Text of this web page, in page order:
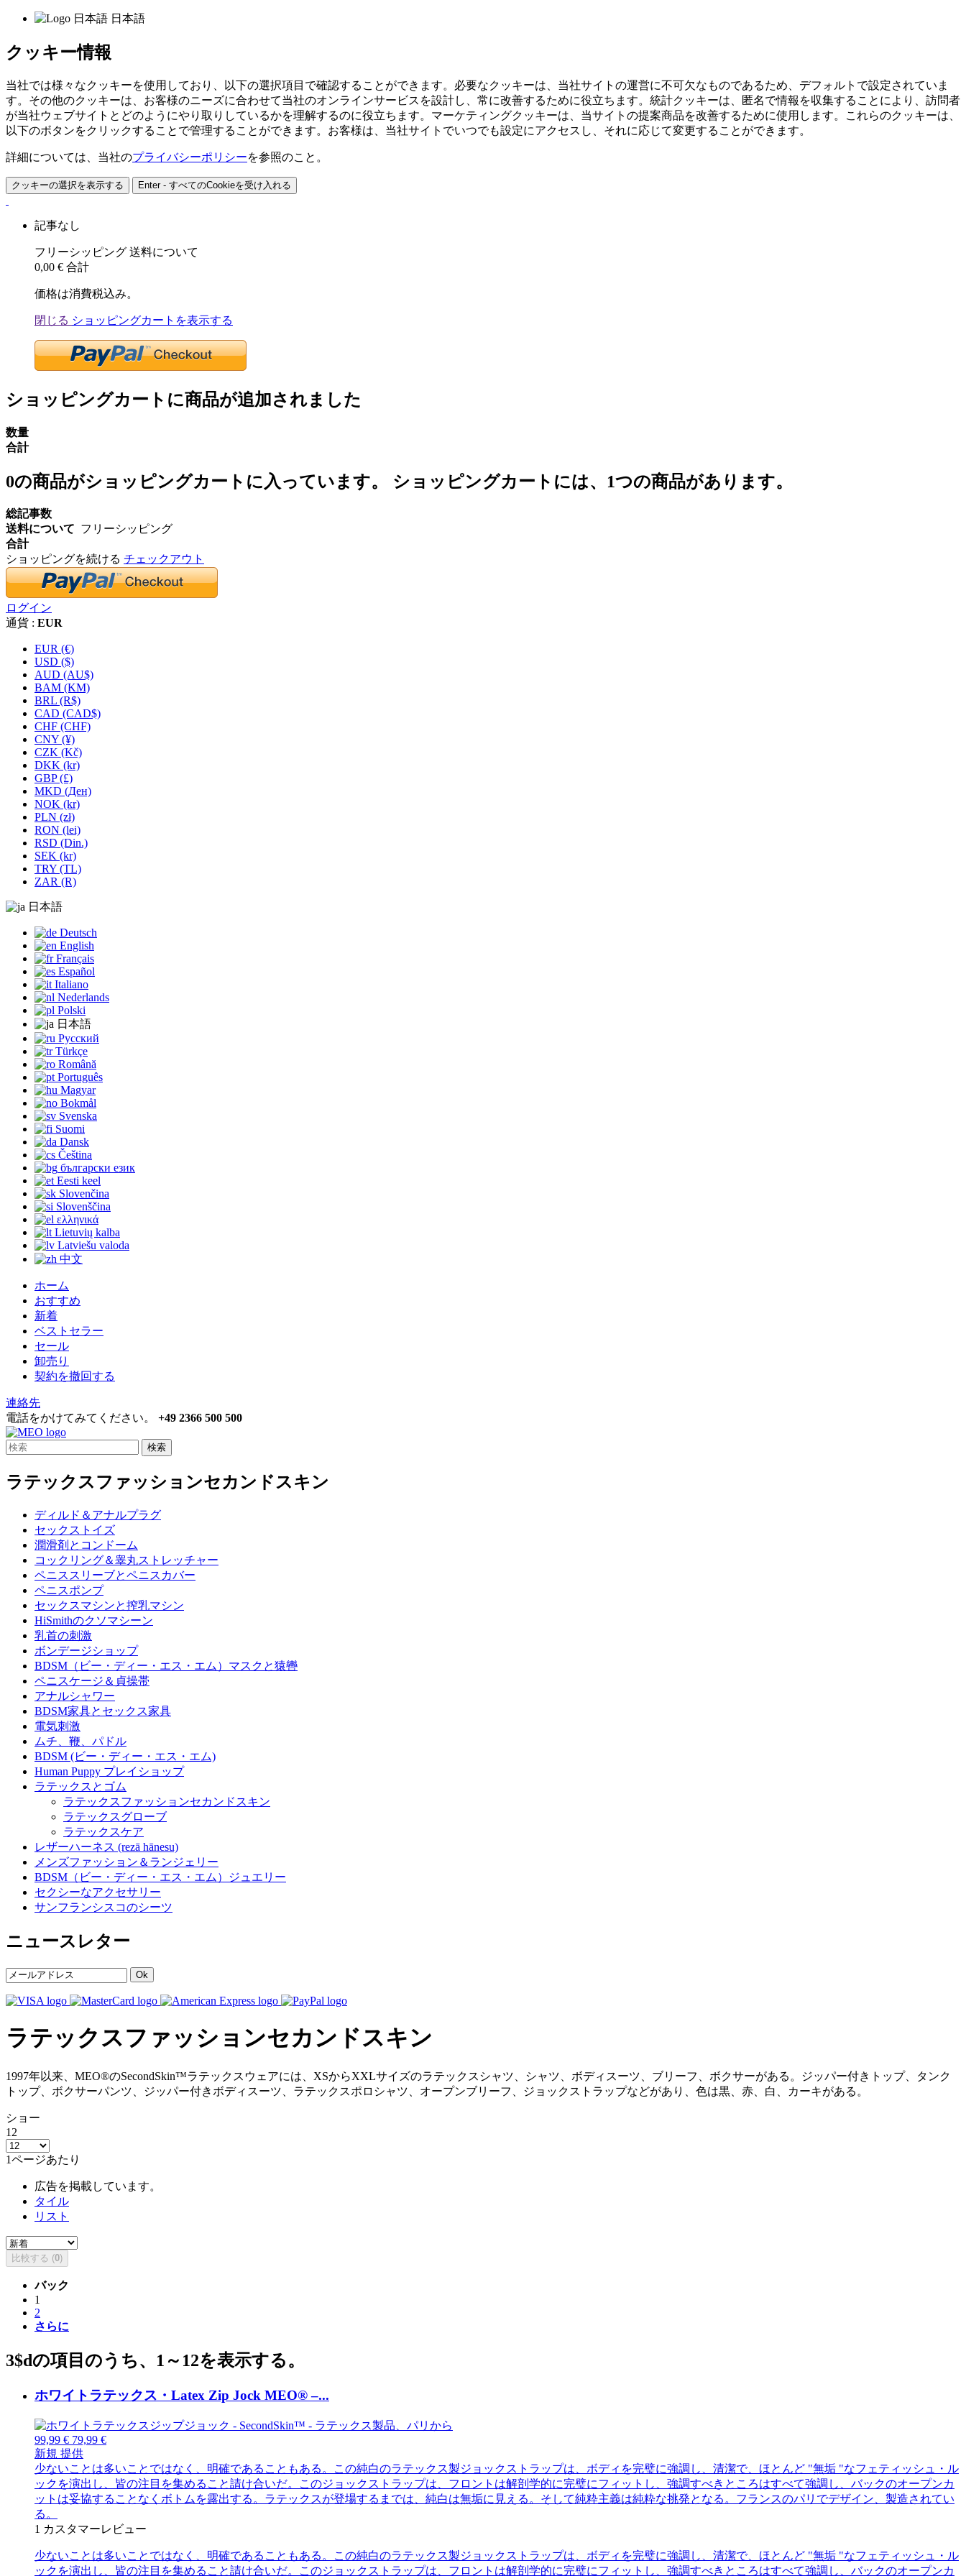
日本語
クッキー情報
当社では様々なクッキーを使用しており、以下の選択項目で確認することができます。必要なクッキーは、当社サイトの運営に不可欠なものであるため、デフォルトで設定されていま
す。その他のクッキーは、お客様のニーズに合わせて当社のオンラインサービスを設計し、常に改善するために役立ちます。統計クッキーは、匿名で情報を収集することにより、訪問者
が当社ウェブサイトとどのようにやり取りしているかを理解するのに役立ちます。マーケティングクッキーは、当サイトの提案商品を改善するために使用します。これらのクッキーは、
以下のボタンをクリックすることで管理することができます。お客様は、当社サイトでいつでも設定にアクセスし、それに応じて変更することができます。
詳細については、当社のプライバシーポリシーを参照のこと。
クッキーの選択を表示する Enter - すべてのCookieを受け入れる
記事なし
フリーシッピング 送料について
0,00 € 合計
価格は消費税込み。
閉じる ショッピングカートを表示する
ショッピングカートに商品が追加されました
数量
合計
0の商品がショッピングカートに入っています。 ショッピングカートには、1つの商品があります。
総記事数
送料について フリーシッピング
合計
ショッピングを続ける チェックアウト
ログイン
通貨 : EUR
EUR (€)
USD ($)
AUD (AU$)
BAM (KM)
BRL (R$)
CAD (CAD$)
CHF (CHF)
CNY (¥)
CZK (Kč)
DKK (kr)
GBP (£)
MKD (Ден)
NOK (kr)
PLN (zł)
RON (lei)
RSD (Din.)
SEK (kr)
TRY (TL)
ZAR (R)
日本語
Deutsch
English
Français
Español
Italiano
Nederlands
Polski
日本語
Русский
Türkçe
Română
Português
Magyar
Bokmål
Svenska
Suomi
Dansk
Čeština
български език
Eesti keel
Slovenčina
Slovenščina
ελληνικά
Lietuvių kalba
Latviešu valoda
中文
ホーム
おすすめ
新着
ベストセラー
セール
卸売り
契約を撤回する
連絡先
電話をかけてみてください。 +49 2366 500 500
検索
ラテックスファッションセカンドスキン
ディルド＆アナルプラグ
セックストイズ
潤滑剤とコンドーム
コックリング＆睾丸ストレッチャー
ペニススリーブとペニスカバー
ペニスポンプ
セックスマシンと搾乳マシン
HiSmithのクソマシーン
乳首の刺激
ボンデージショップ
BDSM（ビー・ディー・エス・エム）マスクと猿轡
ペニスケージ＆貞操帯
アナルシャワー
BDSM家具とセックス家具
電気刺激
ムチ、鞭、パドル
BDSM (ビー・ディー・エス・エム)
Human Puppy プレイショップ
ラテックスとゴム
ラテックスファッションセカンドスキン
ラテックスグローブ
ラテックスケア
レザーハーネス (rezā hānesu)
メンズファッション＆ランジェリー
BDSM（ビー・ディー・エス・エム）ジュエリー
セクシーなアクセサリー
サンフランシスコのシーツ
ニュースレター
Ok
ラテックスファッションセカンドスキン
1997年以来、MEO®のSecondSkin™ラテックスウェアには、XSからXXLサイズのラテックスシャツ、シャツ、ボディスーツ、ブリーフ、ボクサーがある。ジッパー付きトップ、タンク
トップ、ボクサーパンツ、ジッパー付きボディスーツ、ラテックスポロシャツ、オープンブリーフ、ジョックストラップなどがあり、色は黒、赤、白、カーキがある。
ショー
12
1ページあたり
広告を掲載しています。
タイル
リスト
比較する (0)
バック
1
2
さらに
3$dの項目のうち、1～12を表示する。
ホワイトラテックス・Latex Zip Jock MEO® –...
99,99 € 79,99 €
新規 提供
少ないことは多いことではなく、明確であることもある。この純白のラテックス製ジョックストラップは、ボディを完璧に強調し、清潔で、ほとんど "無垢 "なフェティッシュ・ル
ックを演出し、皆の注目を集めること請け合いだ。このジョックストラップは、フロントは解剖学的に完璧にフィットし、強調すべきところはすべて強調し、バックのオープンカ
ットは妥協することなくボトムを露出する。ラテックスが登場するまでは、純白は無垢に見える。そして純粋主義は純粋な挑発となる。フランスのパリでデザイン、製造されてい
る。
1 カスタマーレビュー
少ないことは多いことではなく、明確であることもある。この純白のラテックス製ジョックストラップは、ボディを完璧に強調し、清潔で、ほとんど "無垢 "なフェティッシュ・ル
ックを演出し、皆の注目を集めること請け合いだ。このジョックストラップは、フロントは解剖学的に完璧にフィットし、強調すべきところはすべて強調し、バックのオープンカ